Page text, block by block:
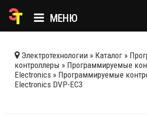
МЕНЮ
КАТАЛОГ
О КОМПАНИИ
Электротехнологии » Каталог »
контроллеры » Программируемые
Electronics » Программируемые
Electronics DVP-EC3